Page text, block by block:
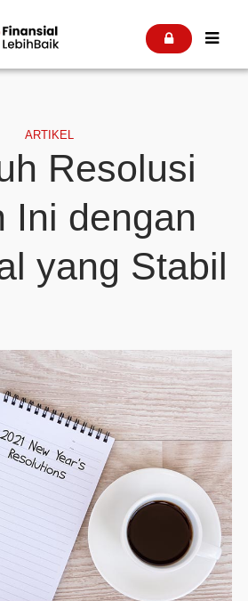
 
ARTIKEL
Resolusi
Ini dengan
yang Stabil